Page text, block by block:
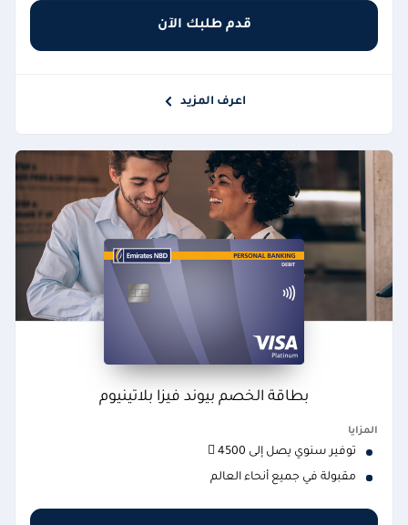
قدم طلبك الآن
اعرف المزيد
بطاقة الخصم بيوند فيزا بلاتينيوم
المزايا
توفير سنوي يصل إلى 4500 
مقبولة في جميع أنحاء العالم